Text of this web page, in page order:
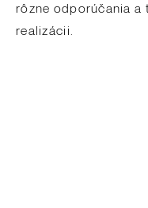
rôzne odporúčania a
realizácii.